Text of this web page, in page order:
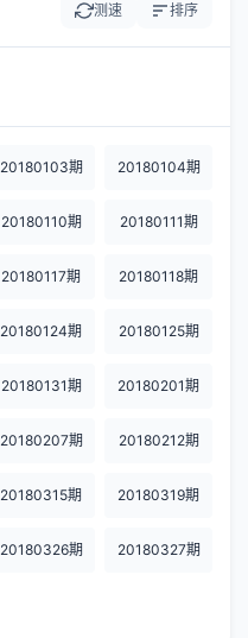
测速 排序
20180103期 20180104期
20180110期 20180111期
20180117期 20180118期
20180124期 20180125期
20180131期 20180201期
20180207期 20180212期
20180315期 20180319期
20180326期 20180327期